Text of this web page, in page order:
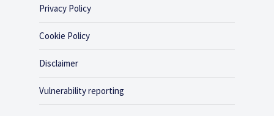
Privacy Policy
Cookie Policy
Disclaimer
Vulnerability reporting